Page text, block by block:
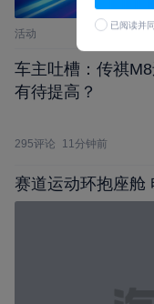
活动
车主吐槽：传祺
有待提高？
295评论 11分钟前
赛道运动环抱座舱
已阅读并